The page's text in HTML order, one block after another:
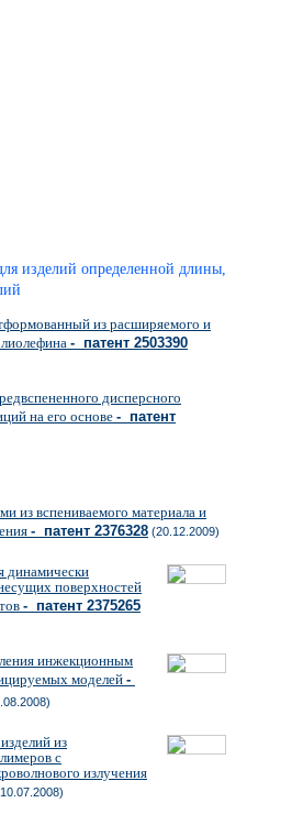
изделий определенной длины,
из расширяемого и
- патент 2503390
дисперсного
на его основе - патент
из вспениваемого материала и
- патент 2376328 (20.12.2009)
динамически
поверхностей
- патент 2375265
инжекционным
моделей -
из
с
излучения